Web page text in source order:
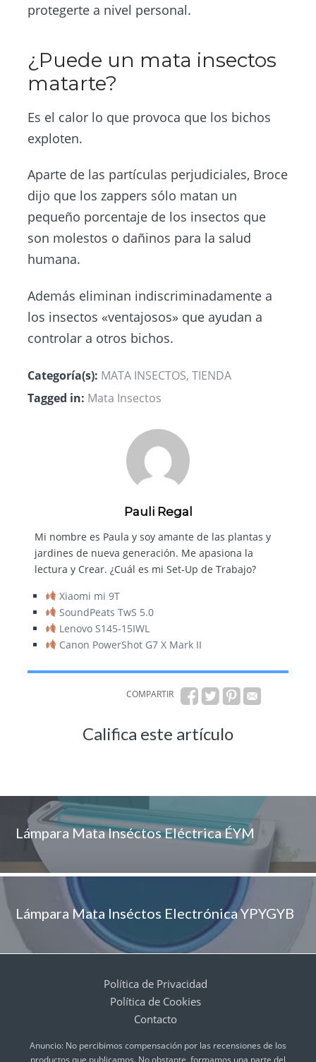
protegerte a nivel personal.
¿Puede un mata insectos
matarte?
Es el calor lo que provoca que los bichos
exploten.
Aparte de las partículas perjudiciales, Broce
dijo que los zappers sólo matan un
pequeño porcentaje de los insectos que
son molestos o dañinos para la salud
humana.
Además eliminan indiscriminadamente a
los insectos «ventajosos» que ayudan a
controlar a otros bichos.
Categoría(s): MATA INSECTOS, TIENDA
Tagged in: Mata Insectos
Pauli Regal
Mi nombre es Paula y soy amante de las plantas y
jardines de nueva generación. Me apasiona la
lectura y Crear. ¿Cuál es mi Set-Up de Trabajo?
Xiaomi mi 9T
SoundPeats TwS 5.0
Lenovo S145-15IWL
Canon PowerShot G7 X Mark II
COMPARTIR
Califica este artículo
Lámpara Mata Inséctos Eléctrica ÉYM
Lámpara Mata Inséctos Electrónica YPYGYB
Política de Privacidad
Política de Cookies
Contacto
Anuncio: No percibimos compensación por las recensiones de los
productos que publicamos. No obstante, formamos una parte del